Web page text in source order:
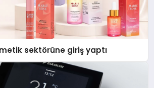
sektörüne giriş yaptı